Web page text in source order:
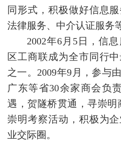
同形式，积极做好信息服
法律服务、中介认证服务
2002年6月5日，信
区工商联成为全市同行
之一。2009年9月，参与
广东等省30余家商会负
遇，贺隧桥贯通，寻崇
崇明考察活动，积极为
业交际圈。